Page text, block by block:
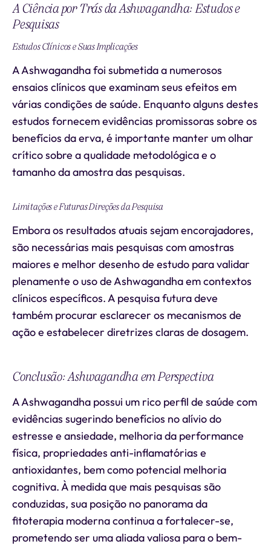
A Ciência por Trás da Ashwagandha: Estudos e
Pesquisas
Estudos Clínicos e Suas Implicações
A Ashwagandha foi submetida a numerosos
ensaios clínicos que examinam seus efeitos em
várias condições de saúde. Enquanto alguns destes
estudos fornecem evidências promissoras sobre os
benefícios da erva, é importante manter um olhar
crítico sobre a qualidade metodológica e o
tamanho da amostra das pesquisas.
Limitações e Futuras Direções da Pesquisa
Embora os resultados atuais sejam encorajadores,
são necessárias mais pesquisas com amostras
maiores e melhor desenho de estudo para validar
plenamente o uso de Ashwagandha em contextos
clínicos específicos. A pesquisa futura deve
também procurar esclarecer os mecanismos de
ação e estabelecer diretrizes claras de dosagem.
Conclusão: Ashwagandha em Perspectiva
A Ashwagandha possui um rico perfil de saúde com
evidências sugerindo benefícios no alívio do
estresse e ansiedade, melhoria da performance
física, propriedades anti-inflamatórias e
antioxidantes, bem como potencial melhoria
cognitiva. À medida que mais pesquisas são
conduzidas, sua posição no panorama da
fitoterapia moderna continua a fortalecer-se,
prometendo ser uma aliada valiosa para o bem-